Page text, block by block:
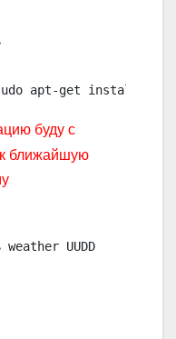
apt-get install -y
буду с
ближайшую
UUDD